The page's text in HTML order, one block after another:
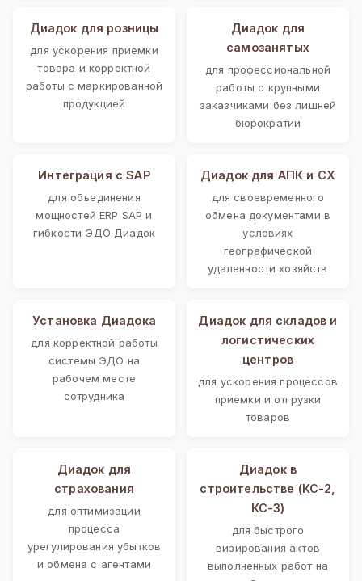
Диадок для розницы
для ускорения приемки
товара и корректной
работы с маркированной
продукцией
Диадок для
самозанятых
для профессиональной
работы с крупными
заказчиками без лишней
бюрократии
Интеграция с SAP
для объединения
мощностей ERP SAP и
гибкости ЭДО Диадок
Диадок для АПК и СХ
для своевременного
обмена документами в
условиях
географической
удаленности хозяйств
Установка Диадока
для корректной работы
системы ЭДО на
рабочем месте
сотрудника
Диадок для складов и
логистических
центров
для ускорения процессов
приемки и отгрузки
товаров
Диадок для
страхования
для оптимизации
процесса
урегулирования убытков
и обмена с агентами
Диадок в
строительстве (КС-2,
КС-3)
для быстрого
визирования актов
выполненных работ на